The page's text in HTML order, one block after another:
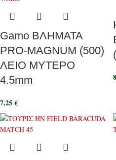
Gamo ΒΛΗΜΑΤΑ
PRO-MAGNUM (500)
ΛΕΙΟ ΜΥΤΕΡΟ
4.5mm
7,25€